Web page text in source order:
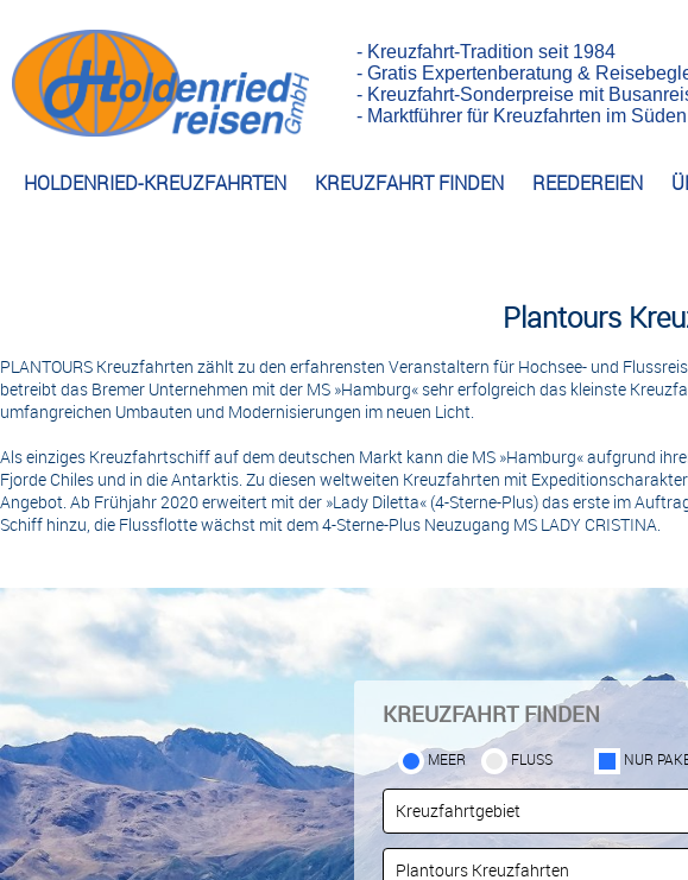
HOLDENRIED-KREUZFAHRTEN KREUZFAHRT FINDEN REEDEREIEN
- Kreuzfahrt-Tradition seit 1984
- Gratis Expertenberatung &
- Kreuzfahrt-Sonderpreise mit
- Marktführer für Kreuzfahrten im Süden
Plantours
PLANTOURS Kreuzfahrten zählt zu den erfahrensten Veranstaltern für Hochsee- und
betreibt das Bremer Unternehmen mit der MS »Hamburg« sehr erfolgreich das kleinste
umfangreichen Umbauten und Modernisierungen im neuen Licht.
Als einziges Kreuzfahrtschiff auf dem deutschen Markt kann die MS »Hamburg« aufgrund
Fjorde Chiles und in die Antarktis. Zu diesen weltweiten Kreuzfahrten mit
Angebot. Ab Frühjahr 2020 erweitert mit der »Lady Diletta« (4-Sterne-Plus) das erste im
Schiff hinzu, die Flussflotte wächst mit dem 4-Sterne-Plus Neuzugang MS LADY CRISTINA.
KREUZFAHRT FINDEN
MEER FLUSS NUR